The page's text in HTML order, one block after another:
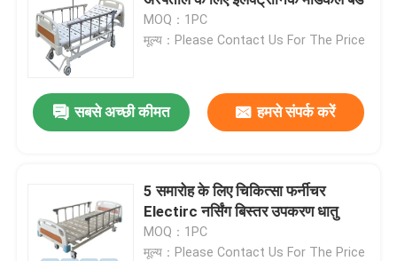
अस्पताल के बिस्तर सहायक उपकरण
मेडिकल परीक्षा सोफे
अस्पताल बच्चे पालना
MOQ：1PC
मूल्य：Please Contact Us For The Price
सबसे अच्छी कीमत हमसे संपर्क करें
5 समारोह के लिए चिकित्सा फर्नीचर
Electirc नर्सिंग बिस्तर उपकरण धातु
MOQ：1PC
मूल्य：Please Contact Us For The Price